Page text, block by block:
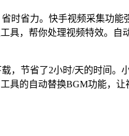
时省力。快手视频采集功
，帮你处理视频特效。自
，节省了2小时/天的时间。
具的自动替换BGM功能，